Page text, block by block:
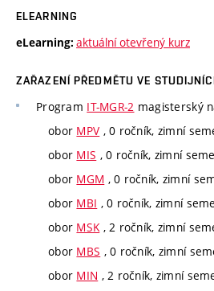
ELEARNING
eLearning: aktuální otevřený kurz
ZAŘAZENÍ PŘEDMĚTU VE
Program IT-MGR-2 magisterský
obor MPV , 0 ročník, zimní
obor MIS , 0 ročník, zimní
obor MGM , 0 ročník, zimní
obor MBI , 0 ročník, zimní
obor MSK, 2 ročník, zimní
obor MBS , 0 ročník, zimní
obor MIN , 2 ročník, zimní